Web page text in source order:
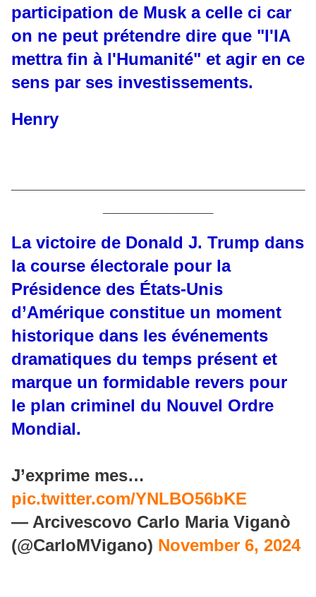
participation de Musk a celle ci car
on ne peut prétendre dire que "l'IA
mettra fin à l'Humanité" et agir en ce
sens par ses investissements.
Henry
La victoire de Donald J. Trump dans
la course électorale pour la
Présidence des États-Unis
d’Amérique constitue un moment
historique dans les événements
dramatiques du temps présent et
marque un formidable revers pour
le plan criminel du Nouvel Ordre
Mondial.
J’exprime mes…
pic.twitter.com/YNLBO56bKE
— Arcivescovo Carlo Maria Viganò
(@CarloMVigano) November 6, 2024